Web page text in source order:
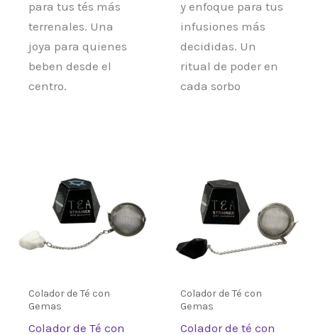
para tus tés más
terrenales. Una
joya para quienes
beben desde el
centro.
y enfoque para tus
infusiones más
decididas. Un
ritual de poder en
cada sorbo
Colador de Té con
Gemas
Colador de Té con
Colador de Té con
Gemas
Colador de té con